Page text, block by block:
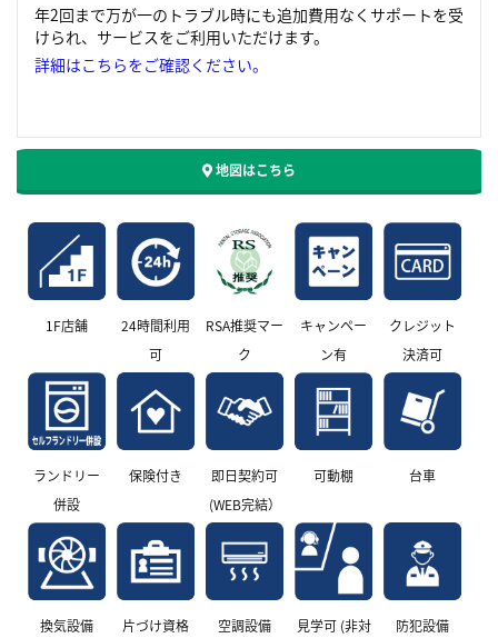
年2回まで万が一のトラブル時にも追加費用なくサポートを受
けられ、サービスをご利用いただけます。
詳細はこちらをご確認ください。
地図はこちら
1F店舗
24時間利用
可
RSA推奨マー
ク
キャンペー
ン有
クレジット
決済可
ランドリー
併設
保険付き
即日契約可
(WEB完結）
可動棚 台車
換気設備
片づけ資格
空調設備
見学可 (非対
防犯設備